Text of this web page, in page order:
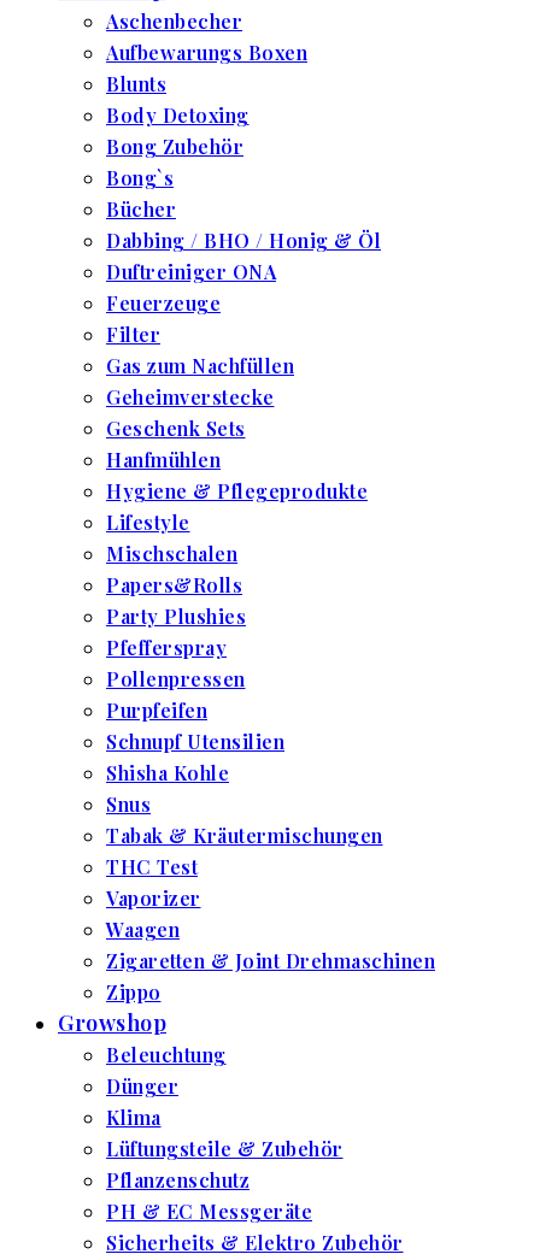
Aschenbecher
Aufbewarungs Boxen
Blunts
Body Detoxing
Bong Zubehör
Bong`s
Bücher
Dabbing / BHO / Honig & Öl
Duftreiniger ONA
Feuerzeuge
Filter
Gas zum Nachfüllen
Geheimverstecke
Geschenk Sets
Hanfmühlen
Hygiene & Pflegeprodukte
Lifestyle
Mischschalen
Papers&Rolls
Party Plushies
Pfefferspray
Pollenpressen
Purpfeifen
Schnupf Utensilien
Shisha Kohle
Snus
Tabak & Kräutermischungen
THC Test
Vaporizer
Waagen
Zigaretten & Joint Drehmaschinen
Zippo
Growshop
Beleuchtung
Dünger
Klima
Lüftungsteile & Zubehör
Pflanzenschutz
PH & EC Messgeräte
Sicherheits & Elektro Zubehör